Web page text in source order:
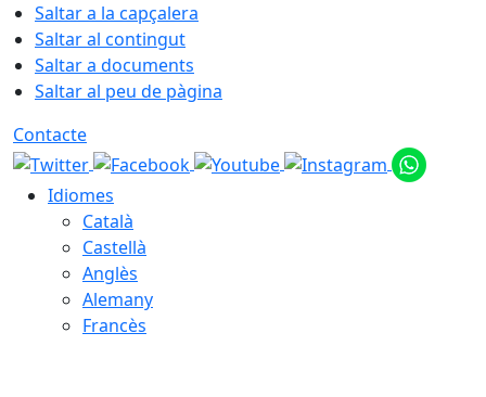
Saltar a la capçalera
Saltar al contingut
Saltar a documents
Saltar al peu de pàgina
Contacte
Idiomes
Català
Castellà
Anglès
Alemany
Francès